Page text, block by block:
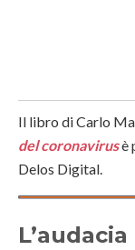
Il libro di Carlo
del coronavirusè
Delos Digital.